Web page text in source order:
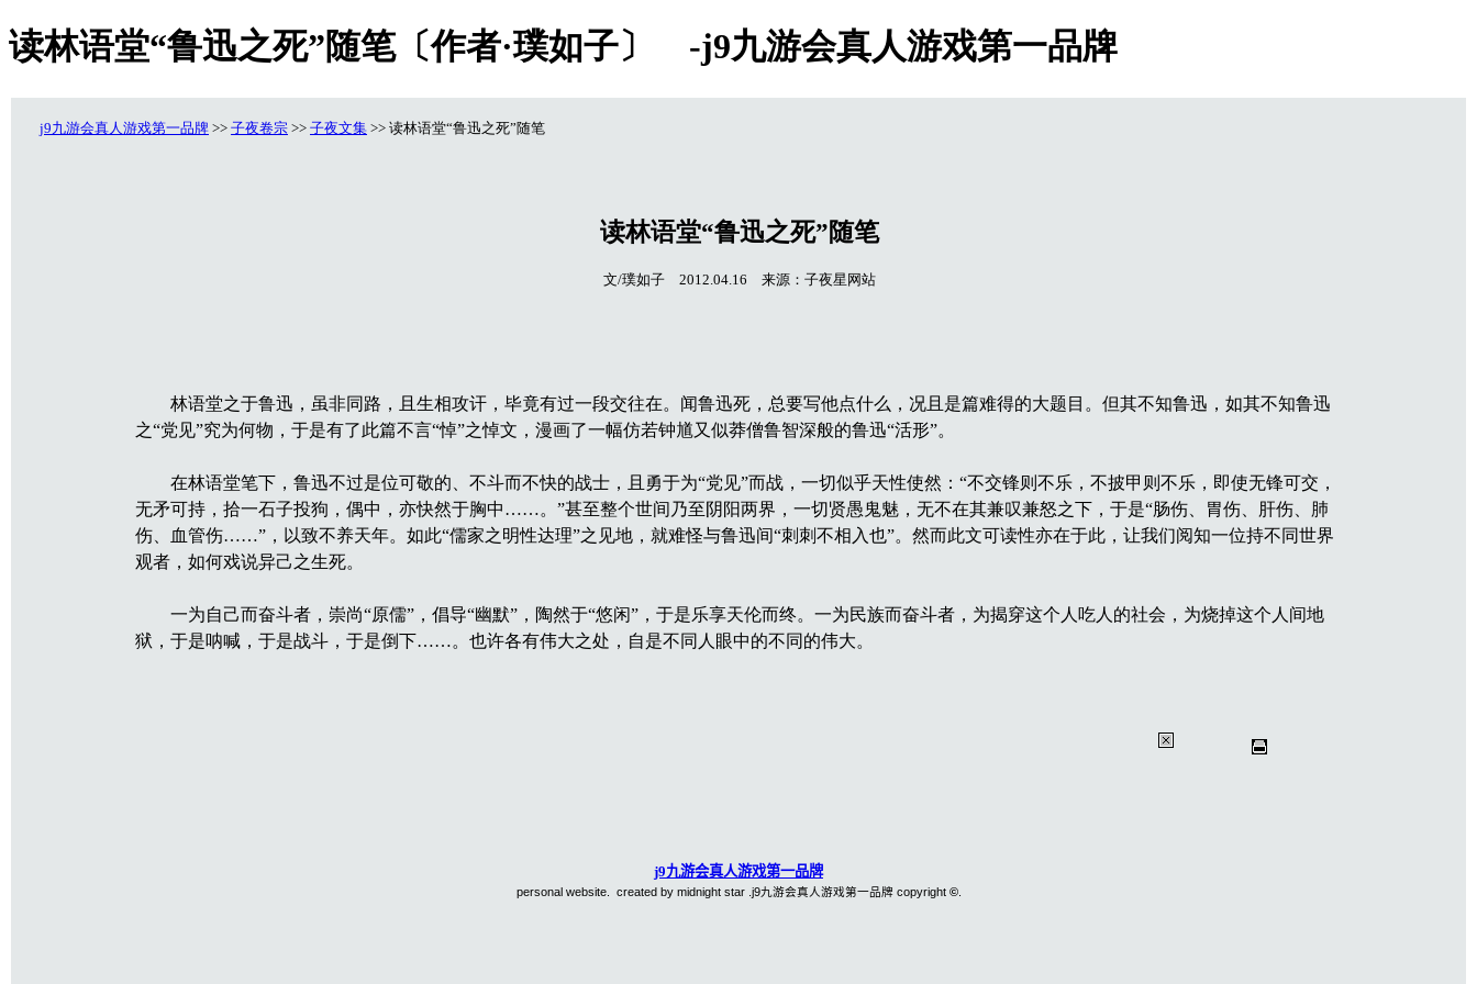
读林语堂“鲁迅之死”随笔〔作者·璞如子〕 -j9九游会真人游戏第一品牌
j9九游会真人游戏第一品牌 >> 子夜卷宗 >> 子夜文集 >> 读林语堂“鲁迅之死”随笔
读林语堂“鲁迅之死”随笔
文/璞如子 2012.04.16 来源：子夜星网站
林语堂之于鲁迅，虽非同路，且生相攻讦，毕竟有过一段交往在。闻鲁迅死，总要写他点什么，况且是篇难得的大题目。但其不知鲁迅，如其不知鲁迅
之“党见”究为何物，于是有了此篇不言“悼”之悼文，漫画了一幅仿若钟馗又似莽僧鲁智深般的鲁迅“活形”。
在林语堂笔下，鲁迅不过是位可敬的、不斗而不快的战士，且勇于为“党见”而战，一切似乎天性使然：“不交锋则不乐，不披甲则不乐，即使无锋可交，
无矛可持，拾一石子投狗，偶中，亦快然于胸中……。”甚至整个世间乃至阴阳两界，一切贤愚鬼魅，无不在其兼叹兼怒之下，于是“肠伤、胃伤、肝伤、肺
伤、血管伤……”，以致不养天年。如此“儒家之明性达理”之见地，就难怪与鲁迅间“刺刺不相入也”。然而此文可读性亦在于此，让我们阅知一位持不同世界
观者，如何戏说异己之生死。
一为自己而奋斗者，崇尚“原儒”，倡导“幽默”，陶然于“悠闲”，于是乐享天伦而终。一为民族而奋斗者，为揭穿这个人吃人的社会，为烧掉这个人间地
狱，于是呐喊，于是战斗，于是倒下……。也许各有伟大之处，自是不同人眼中的不同的伟大。
j9九游会真人游戏第一品牌
personal website. created by midnight star .j9九游会真人游戏第一品牌 copyright ©.